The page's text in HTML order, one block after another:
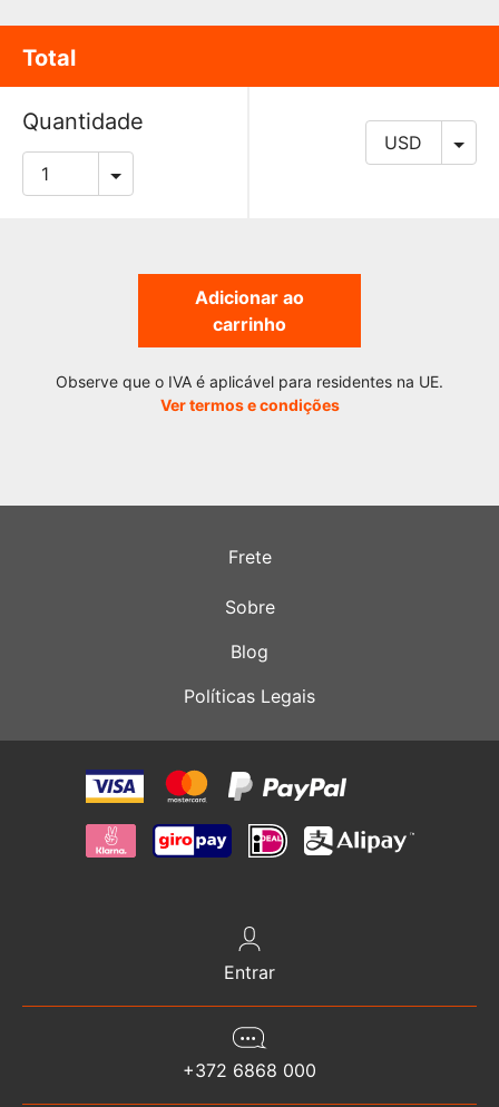
Total
Quantidade
Adicionar ao
carrinho
Observe que o IVA é aplicável para residentes na UE.
Ver termos e condições
Frete
Sobre
Blog
Políticas Legais
Entrar
+372 6868 000